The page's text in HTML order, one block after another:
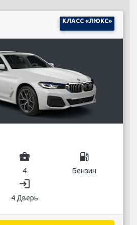
КЛАСС «ЛЮКС»
business_center
4
local_gas_station
Бензин
login
4 Дверь